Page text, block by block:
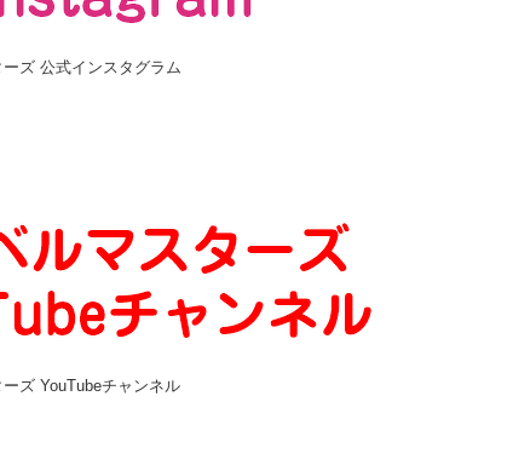
ーズ 公式インスタグラム
ーズ YouTubeチャンネル